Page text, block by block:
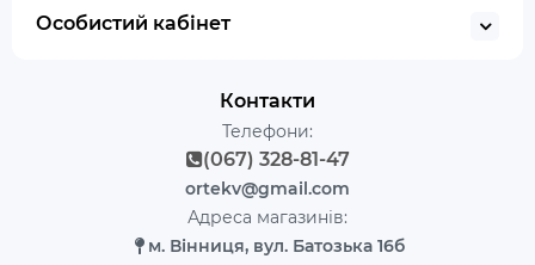
Особистий кабінет
Контакти
Телефони:
(067) 328-81-47
ortekv@gmail.com
Адреса магазинів:
м. Вінниця, вул. Батозька 16б